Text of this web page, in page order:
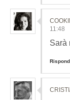
11:48
Sarà